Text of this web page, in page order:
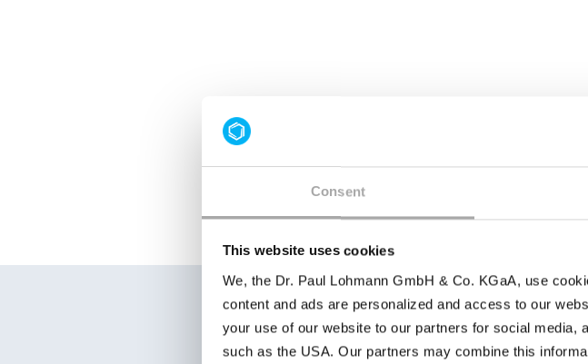
Consent
This website uses cookies
We, the Dr. Paul Lohmann GmbH & Co. KGaA, use
content and ads are personalized and access to our
your use of our website to our partners for social
such as the USA. Our partners may combine this